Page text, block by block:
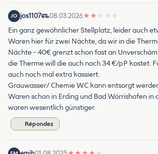
JO jos1107 08.03.2026★ ★ ★ ★ ★
Ein ganz gewöhnlicher Stellplatz, leider auch
Waren hier für zwei Nächte, da wir in die
Nächte - 40€ grenzt schon fast an
die Therme will die auch noch 34 €/pP kostet.
auch noch mal extra kassiert.
Grauwasser/ Chemie WC kann entsorgt
Waren schon in Erding und Bad Wörrishofen in
waren wesentlich günstiger.
Répondez